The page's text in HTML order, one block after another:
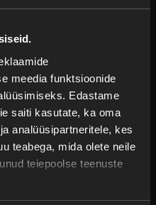
meedia funktsioonide
Edastame
saiti kasutate, ka oma
analüüsipartneritele, kes
teabega, mida olete neile
teiepoolse teenuste
lubavad ka
ratsud
on
varajase
Sadula avad